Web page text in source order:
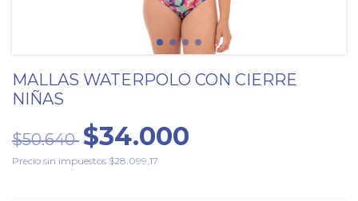
MALLAS WATERPOLO CON CIERRE
NIÑAS
$50.640 $34.000
Precio sin impuestos $28.099,17